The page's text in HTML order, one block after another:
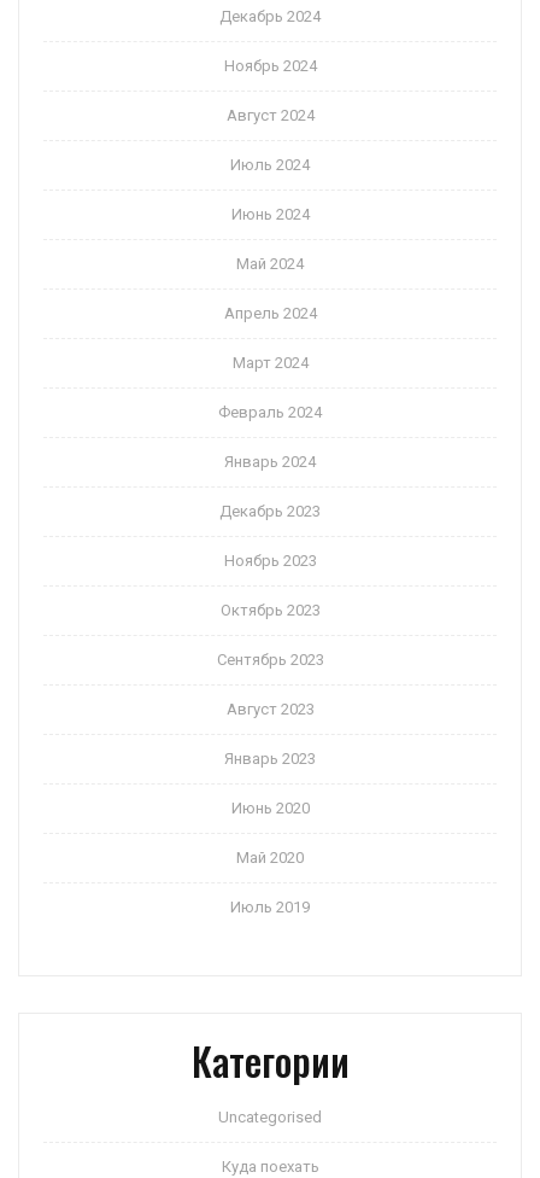
Декабрь 2024
Ноябрь 2024
Август 2024
Июль 2024
Июнь 2024
Май 2024
Апрель 2024
Март 2024
Февраль 2024
Январь 2024
Декабрь 2023
Ноябрь 2023
Октябрь 2023
Сентябрь 2023
Август 2023
Январь 2023
Июнь 2020
Май 2020
Июль 2019
Категории
Uncategorised
Куда поехать